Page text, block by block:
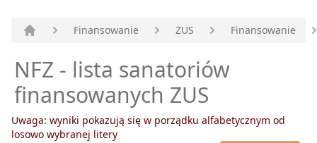
Finansowanie ZUS Finansowanie
NFZ - lista sanatoriów
finansowanych ZUS
Uwaga: wyniki pokazują się w porządku alfabetycznym od
losowo wybranej litery